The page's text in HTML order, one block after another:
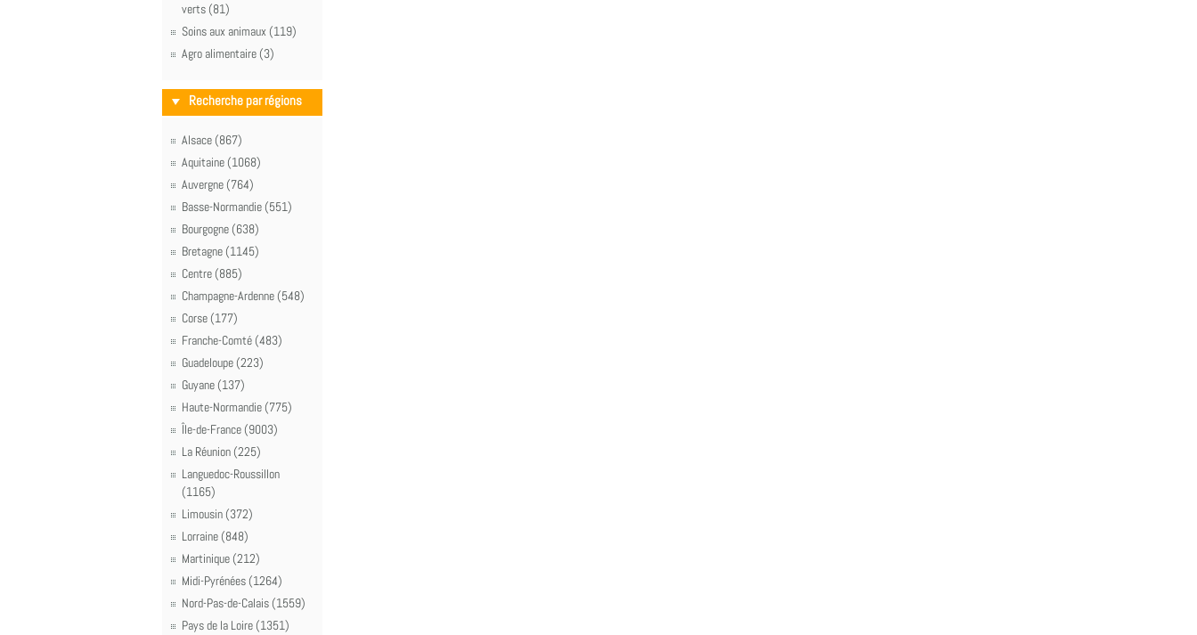
verts (81)
Soins aux animaux (119)
Agro alimentaire (3)
Recherche par régions
Alsace (867)
Aquitaine (1068)
Auvergne (764)
Basse-Normandie (551)
Bourgogne (638)
Bretagne (1145)
Centre (885)
Champagne-Ardenne (548)
Corse (177)
Franche-Comté (483)
Guadeloupe (223)
Guyane (137)
Haute-Normandie (775)
Île-de-France (9003)
La Réunion (225)
Languedoc-Roussillon
(1165)
Limousin (372)
Lorraine (848)
Martinique (212)
Midi-Pyrénées (1264)
Nord-Pas-de-Calais (1559)
Pays de la Loire (1351)